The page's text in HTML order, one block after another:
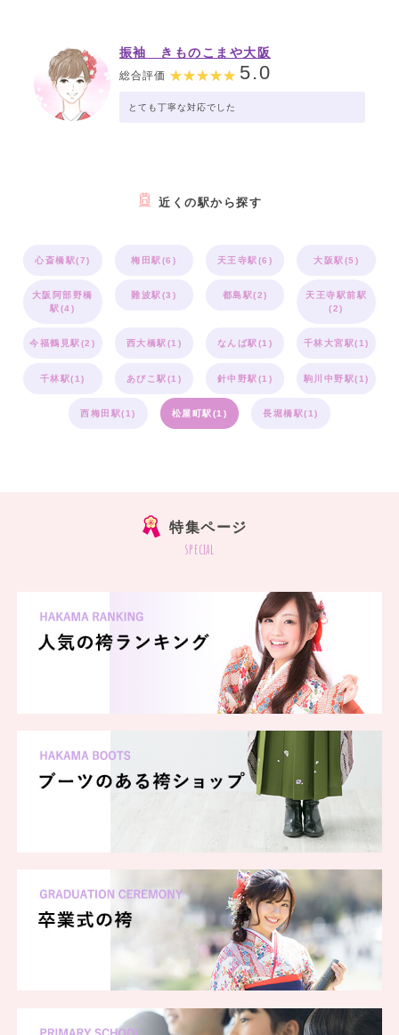
振袖 きものこまや大阪
総合評価 5.0
とても丁寧な対応でした
近くの駅から探す
心斎橋駅(7) 梅田駅(6) 天王寺駅(6) 大阪駅(5)
大阪阿部野橋
駅(4)
難波駅(3) 都島駅(2)
天王寺駅前駅
(2)
今福鶴見駅(2) 西大橋駅(1) なんば駅(1) 千林大宮駅(1)
千林駅(1) あびこ駅(1) 針中野駅(1) 駒川中野駅(1)
西梅田駅(1) 松屋町駅(1) 長堀橋駅(1)
特集ページ
special